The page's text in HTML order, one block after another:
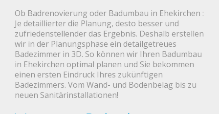
Ob Badrenovierung oder Badumbau in Ehekirchen :
Je detaillierter die Planung, desto besser und
zufriedenstellender das Ergebnis. Deshalb erstellen
wir in der Planungsphase ein detailgetreues
Badezimmer in 3D. So können wir Ihren Badumbau
in Ehekirchen optimal planen und Sie bekommen
einen ersten Eindruck Ihres zukünftigen
Badezimmers. Vom Wand- und Bodenbelag bis zu
neuen Sanitärinstallationen!